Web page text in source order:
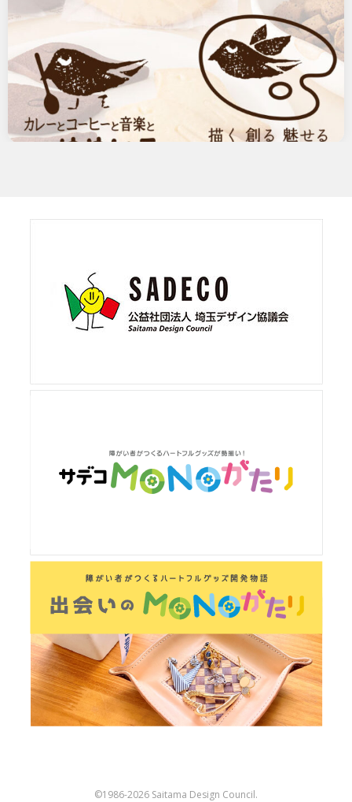
©︎1986-2026 Saitama Design Council.